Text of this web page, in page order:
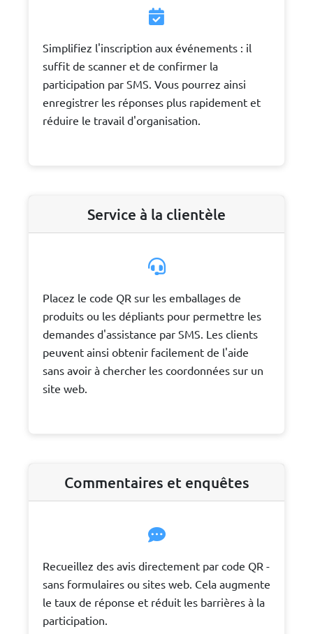
Simplifiez l'inscription aux événements : il
suffit de scanner et de confirmer la
participation par SMS. Vous pourrez ainsi
enregistrer les réponses plus rapidement et
réduire le travail d'organisation.
Service à la clientèle
Placez le code QR sur les emballages de
produits ou les dépliants pour permettre les
demandes d'assistance par SMS. Les clients
peuvent ainsi obtenir facilement de l'aide
sans avoir à chercher les coordonnées sur un
site web.
Commentaires et enquêtes
Recueillez des avis directement par code QR -
sans formulaires ou sites web. Cela augmente
le taux de réponse et réduit les barrières à la
participation.